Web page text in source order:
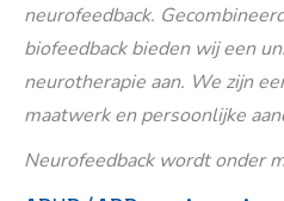
neurofeedback.
biofeedback bieden wij een
neurotherapie aan. We zijn
maatwerk en persoonlijke
Neurofeedback wordt onder